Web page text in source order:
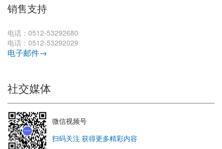
销售支持
电话：0512-53292680
电话：0512-53292029
电子邮件→
社交媒体
微信视频号
扫码关注 获得更多精彩内容